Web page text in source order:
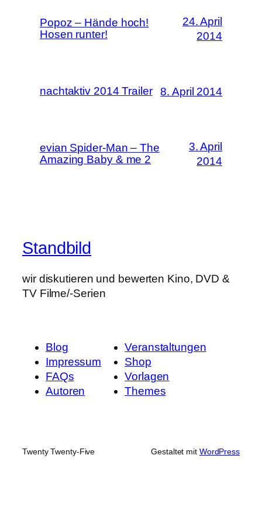
Popoz – Hände hoch!
Hosen runter!
24. April
2014
nachtaktiv 2014 Trailer 8. April 2014
evian Spider-Man – The
Amazing Baby & me 2
3. April
2014
Standbild
wir diskutieren und bewerten Kino, DVD &
TV Filme/-Serien
Blog
Impressum
FAQs
Autoren
Veranstaltungen
Shop
Vorlagen
Themes
Twenty Twenty-Five Gestaltet mit WordPress